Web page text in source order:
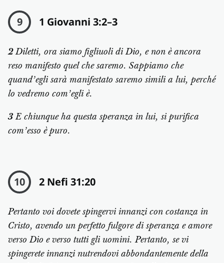
9 1 Giovanni 3:2–3
2Diletti, ora siamo figliuoli di Dio, e non è ancora
reso manifesto quel che saremo. Sappiamo che
quand’egli sarà manifestato saremo simili a lui, perché
lo vedremo com’egli è.
3E chiunque ha questa speranza in lui, si purifica
com’esso è puro.
10 2 Nefi 31:20
Pertanto voi dovete spingervi innanzi con costanza in
Cristo, avendo un perfetto fulgore di speranza e amore
verso Dio e verso tutti gli uomini. Pertanto, se vi
spingerete innanzi nutrendovi abbondantemente della